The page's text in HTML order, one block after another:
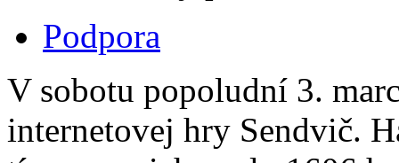
Podpora
V sobotu popoludní 3.
internetovej hry Sendvič.